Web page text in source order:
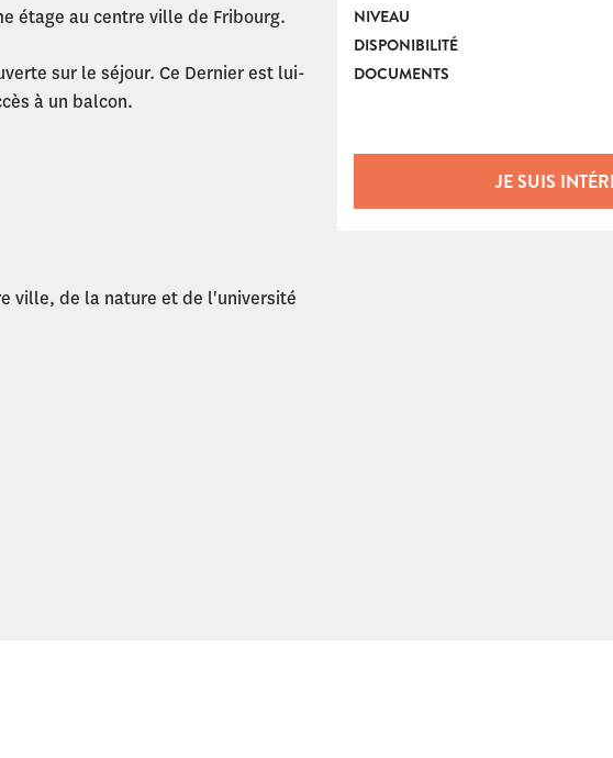
étage au centre ville de Fribourg.
sur le séjour. Ce Dernier est lui-
à un balcon.
ville, de la nature et de l'université
NIVEAU
DISPONIBILITÉ
DOCUMENTS
JE SUIS